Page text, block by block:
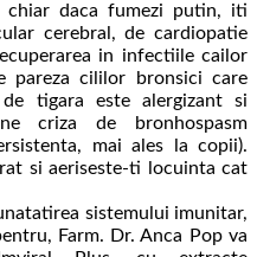
daca fumezi putin, iti
cerebral, de cardiopatie
in infectiile cailor
pareza cililor bronsici care
tigara este alergizant si
criza de bronhospasm
mai ales la copii).
si aeriseste-ti locuinta cat
sistemului imunitar,
Farm. Dr. Anca Pop va